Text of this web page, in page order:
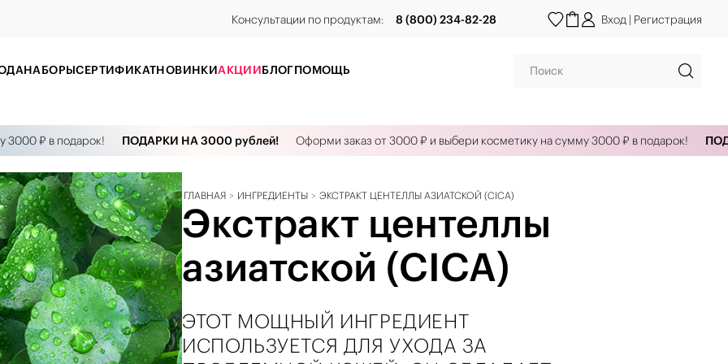
Консультации по продуктам: 8 (800) 234-82-28
НАБОРЫCЕРТИФИКАТНОВИНКИАКЦИИБЛОГПОМОЩЬ
Вход | Регистрация
₽ в подарок! ПОДАРКИ НА 3000 рублей! Оформи заказ от 3000 ₽ и выбери косметику на сумму 3000 ₽ в подарок!
ГЛАВНАЯ ИНГРЕДИЕНТЫ ЭКСТРАКТ ЦЕНТЕЛЛЫ АЗИАТСКОЙ (CICA)
Экстракт центеллы
азиатской (CICA)
ЭТОТ МОЩНЫЙ ИНГРЕДИЕНТ
ИСПОЛЬЗУЕТСЯ ДЛЯ УХОДА ЗА